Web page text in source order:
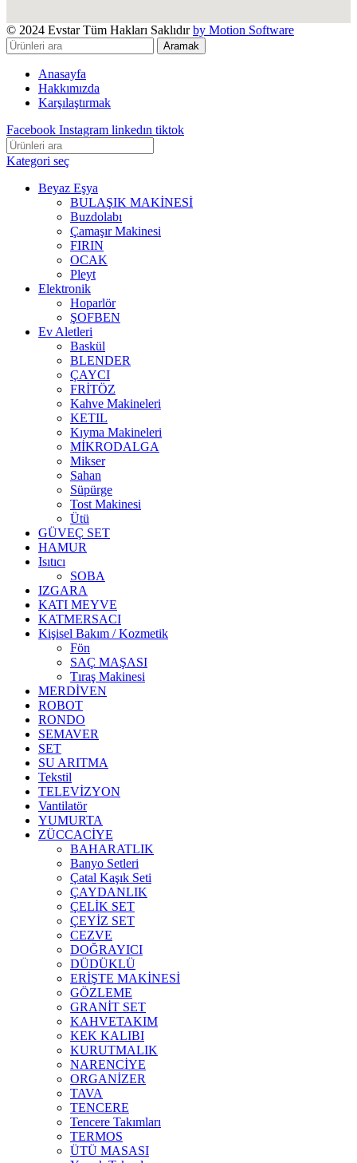
© 2024 Evstar Tüm Hakları Saklıdırby Motion Software
Aramak
Anasayfa
Hakkımızda
Karşılaştırmak
Facebook Instagram linkedın tiktok
Kategori seç
Beyaz Eşya
BULAŞIK MAKİNESİ
Buzdolabı
Çamaşır Makinesi
FIRIN
OCAK
Pleyt
Elektronik
Hoparlör
ŞOFBEN
Ev Aletleri
Baskül
BLENDER
ÇAYCI
FRİTÖZ
Kahve Makineleri
KETIL
Kıyma Makineleri
MİKRODALGA
Mikser
Sahan
Süpürge
Tost Makinesi
Ütü
GÜVEÇ SET
HAMUR
Isıtıcı
SOBA
IZGARA
KATI MEYVE
KATMERSACI
Kişisel Bakım / Kozmetik
Fön
SAÇ MAŞASI
Tıraş Makinesi
MERDİVEN
ROBOT
RONDO
SEMAVER
SET
SU ARITMA
Tekstil
TELEVİZYON
Vantilatör
YUMURTA
ZÜCCACİYE
BAHARATLIK
Banyo Setleri
Çatal Kaşık Seti
ÇAYDANLIK
ÇELİK SET
ÇEYİZ SET
CEZVE
DOĞRAYICI
DÜDÜKLÜ
ERİŞTE MAKİNESİ
GÖZLEME
GRANİT SET
KAHVETAKIM
KEK KALIBI
KURUTMALIK
NARENCİYE
ORGANİZER
TAVA
TENCERE
Tencere Takımları
TERMOS
ÜTÜ MASASI